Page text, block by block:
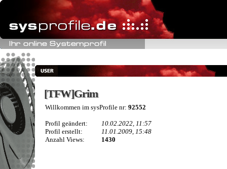
[TFW]Grim
[TFW]Grim
Willkommen im sysProfile nr: 92552
Profil geändert:
10.02.2022, 11:57
Profil erstellt:
11.01.2009, 15:48
Anzahl Views:
1430